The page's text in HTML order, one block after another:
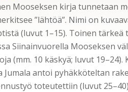
Mooseksen kirja tunnetaan
”lähtöä”. Nimi on
(luvut 1–15). Toinen
Siinainvuorella Mooseksen
(mm. 10 käskyä; luvut
Jumala antoi pyhäkköteltan
toteutettiin (luvut